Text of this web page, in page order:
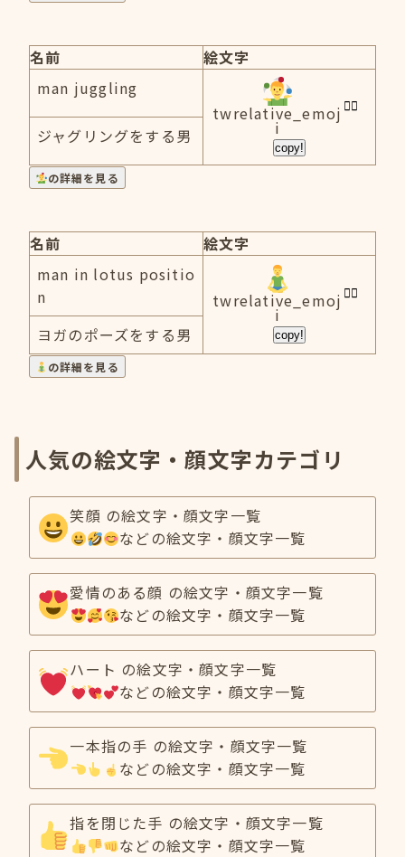
名前
絵文字
man juggling
twrelative_emoj
i
copy!
ジャグリングをする男
の詳細を見る
名前
絵文字
man in lotus positio
n
twrelative_emoj
i
copy!
ヨガのポーズをする男
の詳細を見る
人気の絵文字・顔文字カテゴリ
笑顔 の絵文字・顔文字一覧
などの絵文字・顔文字一覧
愛情のある顔 の絵文字・顔文字一覧
などの絵文字・顔文字一覧
ハート の絵文字・顔文字一覧
などの絵文字・顔文字一覧
一本指の手 の絵文字・顔文字一覧
などの絵文字・顔文字一覧
指を閉じた手 の絵文字・顔文字一覧
などの絵文字・顔文字一覧